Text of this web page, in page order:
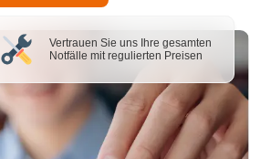
Vertrauen Sie uns Ihre gesamten
Notfälle mit regulierten Preisen